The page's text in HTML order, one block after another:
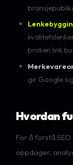
broken link
gir Google
Hvordan
For å forstå
oppdager,